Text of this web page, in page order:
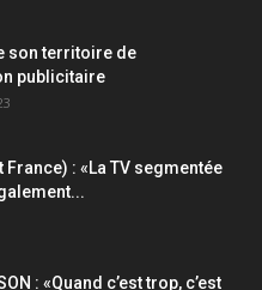
son territoire de
publicitaire
France) : «La TV segmentée
: «Quand c’est trop, c’est